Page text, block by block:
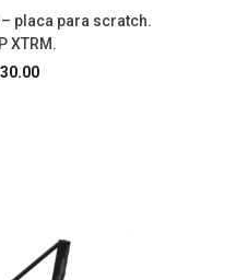
placa para scratch.
XTRM.
30.00